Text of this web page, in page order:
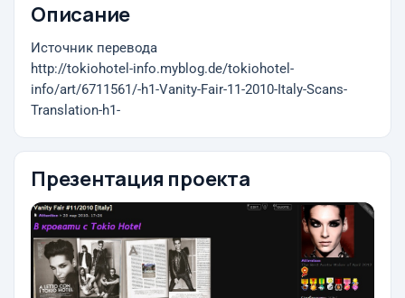
Описание
Источник перевода
http://tokiohotel-info.myblog.de/tokiohotel-
info/art/6711561/-h1-Vanity-Fair-11-2010-Italy-Scans-
Translation-h1-
Презентация проекта